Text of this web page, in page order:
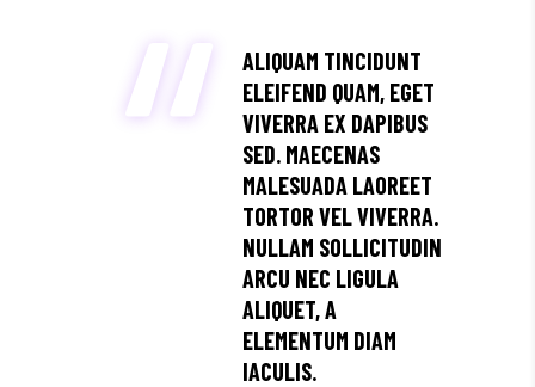
ALIQUAM TINCIDUNT
ELEIFEND QUAM, EGET
VIVERRA EX DAPIBUS
SED. MAECENAS
MALESUADA LAOREET
TORTOR VEL VIVERRA.
NULLAM SOLLICITUDIN
ARCU NEC LIGULA
ALIQUET, A
ELEMENTUM DIAM
IACULIS.